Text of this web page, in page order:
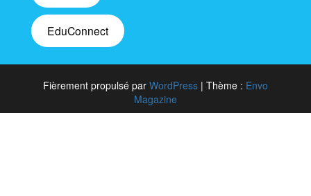
EduConnect
Fièrement propulsé par WordPress | Thème : Envo
Magazine